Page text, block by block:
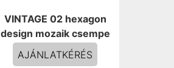
VINTAGE 02 hexagon
design mozaik csempe
AJÁNLATKÉRÉS